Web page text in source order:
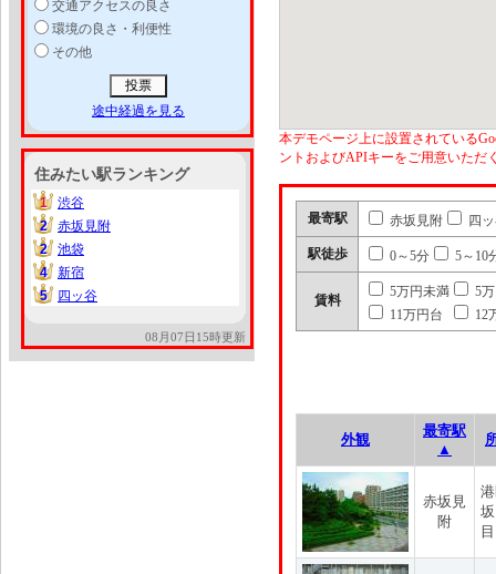
交通アクセスの良さ
環境の良さ・利便性
その他
途中経過を見る
住みたい駅ランキング
1
1
渋谷
2
2
赤坂見附
2
2
池袋
4
4
新宿
5
5 四ッ谷
08月07日15時更新
本デモページ上に設置されている
ントおよびAPIキーをご用意いただ
最寄駅 赤坂見附 四
駅徒歩 0～5分 5～10
賃料
5万円未満
5
11万円台
12
外観
最寄駅
▲
赤坂見
附
目